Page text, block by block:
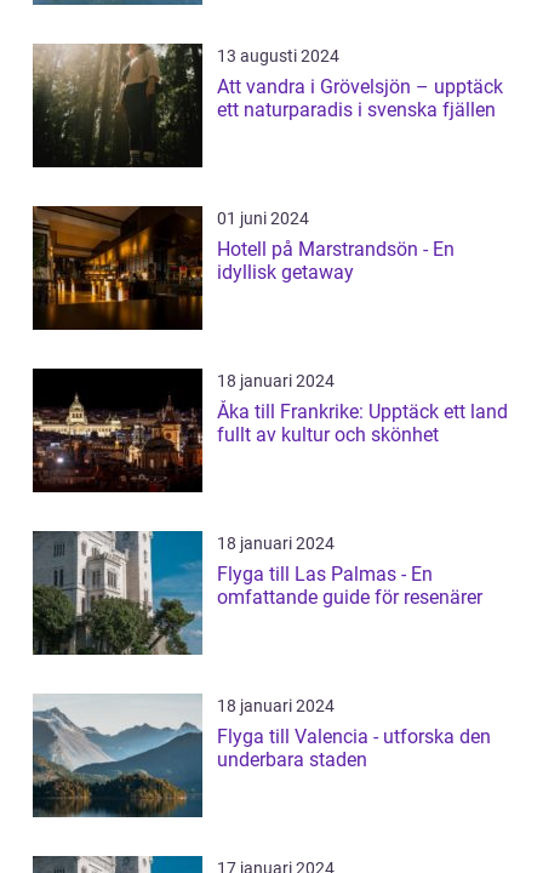
13 augusti 2024
Att vandra i Grövelsjön – upptäck
ett naturparadis i svenska fjällen
01 juni 2024
Hotell på Marstrandsön - En
idyllisk getaway
18 januari 2024
Åka till Frankrike: Upptäck ett land
fullt av kultur och skönhet
18 januari 2024
Flyga till Las Palmas - En
omfattande guide för resenärer
18 januari 2024
Flyga till Valencia - utforska den
underbara staden
17 januari 2024